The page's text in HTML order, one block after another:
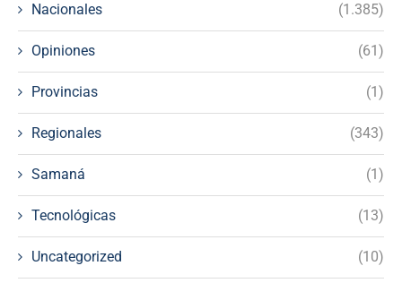
Nacionales (1.385)
Opiniones (61)
Provincias (1)
Regionales (343)
Samaná (1)
Tecnológicas (13)
Uncategorized (10)